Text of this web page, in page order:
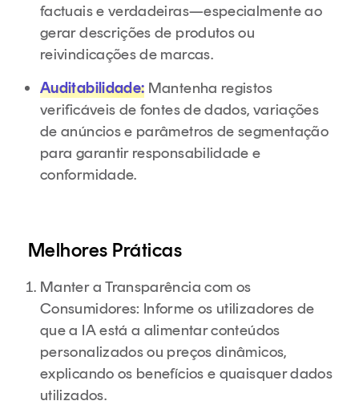
factuais e verdadeiras—especialmente ao
gerar descrições de produtos ou
reivindicações de marcas.
Auditabilidade: Mantenha registos
verificáveis de fontes de dados, variações
de anúncios e parâmetros de segmentação
para garantir responsabilidade e
conformidade.
Melhores Práticas
Manter a Transparência com os
Consumidores: Informe os utilizadores de
que a IA está a alimentar conteúdos
personalizados ou preços dinâmicos,
explicando os benefícios e quaisquer dados
utilizados.